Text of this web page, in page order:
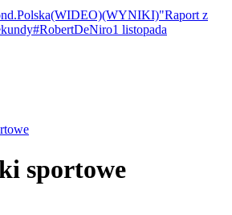
.Polska(WIDEO)(WYNIKI)"Raport z
#RobertDeNiro1 listopada
sportowe